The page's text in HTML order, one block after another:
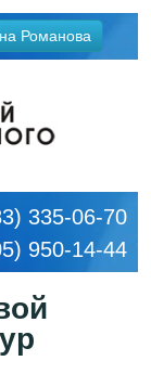
Романова
335-06-70
950-14-44